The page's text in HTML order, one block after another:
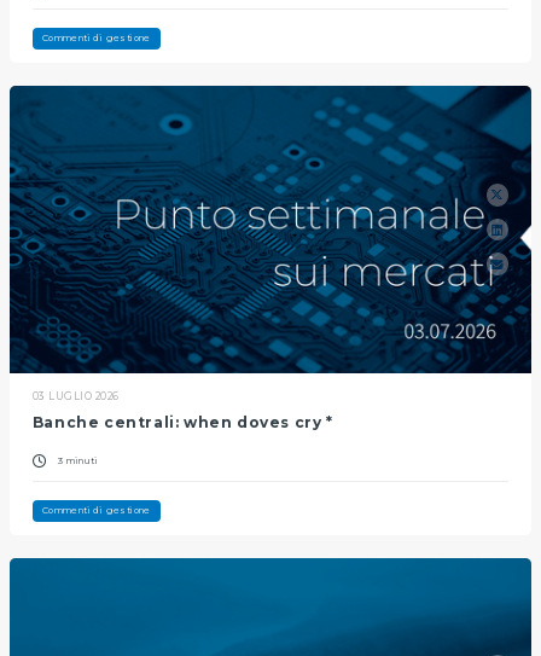
Commenti di gestione
03 LUGLIO 2026
Banche centrali: when doves cry *
3 minuti
Commenti di gestione